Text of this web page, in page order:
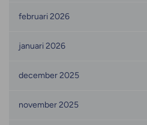
februari 2026
januari 2026
december 2025
november 2025